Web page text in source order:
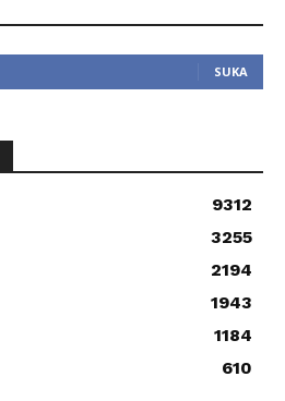
SUKA
9312
3255
2194
1943
1184
610